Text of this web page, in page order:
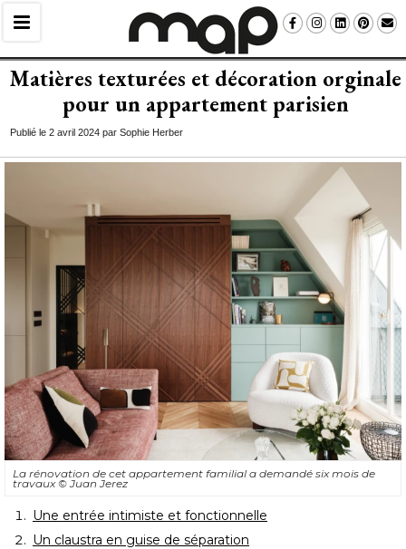
Matières texturées et décoration orginale
pour un appartement parisien
Publié le 2 avril 2024 par Sophie Herber
La rénovation de cet appartement familial a demandé six mois de
travaux© Juan Jerez
Une entrée intimiste et fonctionnelle
Un claustra en guise de séparation